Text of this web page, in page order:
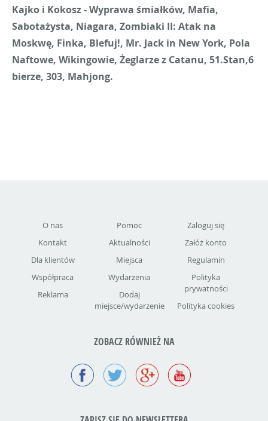
Kajko i Kokosz - Wyprawa śmiałków, Mafia,
Sabotażysta, Niagara, Zombiaki II: Atak na
Moskwę, Finka, Blefuj!, Mr. Jack in New York, Pola
Naftowe, Wikingowie, Żeglarze z Catanu, 51.Stan,6
bierze, 303, Mahjong.
O nas
Kontakt
Dla klientów
Współpraca
Reklama
Pomoc
Aktualności
Miejsca
Wydarzenia
Dodaj
miejsce/wydarzenie
Zaloguj się
Załóż konto
Regulamin
Polityka
prywatności
Polityka cookies
ZOBACZ RÓWNIEŻ NA